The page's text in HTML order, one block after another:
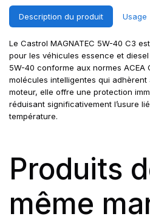
Description du produit Usage
Le Castrol MAGNATEC 5W-40 C3
pour les véhicules essence et
5W-40 conforme aux normes ACEA
molécules intelligentes qui
moteur, elle offre une protection
réduisant significativement l’usure
température.
Produits
même